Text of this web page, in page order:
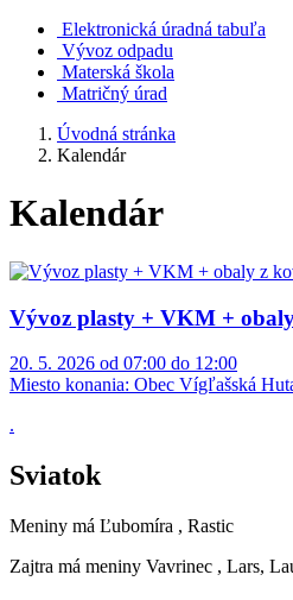
Elektronická úradná tabuľa
Vývoz odpadu
Materská škola
Matričný úrad
Úvodná stránka
Kalendár
Kalendár
Vývoz plasty + VKM +
20. 5. 2026 od 07:00 do 12:00
Miesto konania: Obec Vígľašská
.
Sviatok
Meniny má Ľubomíra , Rastic
Zajtra má meniny Vavrinec , Lars,